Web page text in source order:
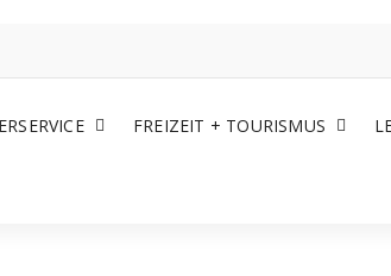
FREIZEIT + TOURISMUS